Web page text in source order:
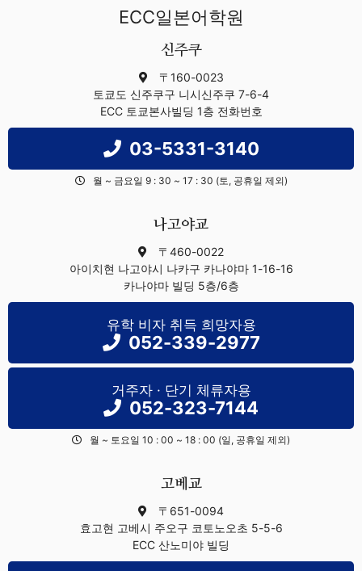
ECC일본어학원
신주쿠
〒160-0023
토쿄도 신주쿠구 니시신주쿠 7-6-4
ECC 토쿄본사빌딩 1층 전화번호
03-5331-3140
월 ~ 금요일 9 : 30 ~ 17 : 30 (토, 공휴일 제외)
나고야교
〒460-0022
아이치현 나고야시 나카구 카나야마 1-16-16
카나야마 빌딩 5층/6층
유학 비자 취득 희망자용
052-339-2977
거주자 · 단기 체류자용
052-323-7144
월 ~ 토요일 10 : 00 ~ 18 : 00 (일, 공휴일 제외)
고베교
〒651-0094
효고현 고베시 주오구 코토노오초 5-5-6
ECC 산노미야 빌딩